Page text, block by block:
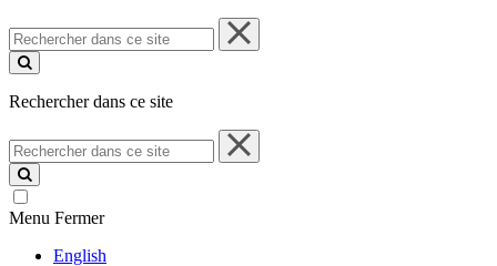
Rechercher
dans
ce
Rechercher dans ce site
Rechercher
dans
ce
site
Menu Fermer
English